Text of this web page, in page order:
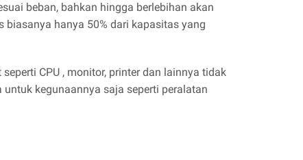
beban, bahkan hingga berlebihan akan
hanya 50% dari kapasitas yang
CPU , monitor, printer dan lainnya tidak
kegunaannya saja seperti peralatan